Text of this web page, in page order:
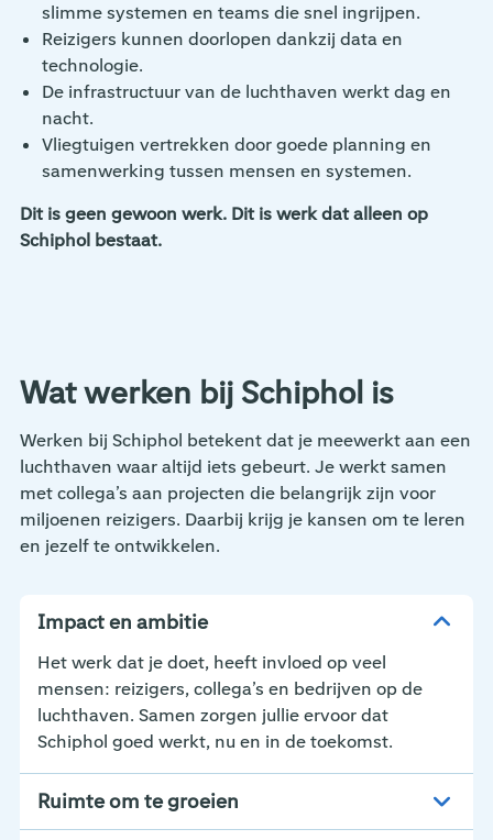
slimme systemen en teams die snel ingrijpen.
Reizigers kunnen doorlopen dankzij data en
technologie.
De infrastructuur van de luchthaven werkt dag en
nacht.
Vliegtuigen vertrekken door goede planning en
samenwerking tussen mensen en systemen.
Dit is geen gewoon werk. Dit is werk dat alleen op
Schiphol bestaat.
Wat werken bij Schiphol is
Werken bij Schiphol betekent dat je meewerkt aan een
luchthaven waar altijd iets gebeurt. Je werkt samen
met collega’s aan projecten die belangrijk zijn voor
miljoenen reizigers. Daarbij krijg je kansen om te leren
en jezelf te ontwikkelen.
Impact en ambitie
Het werk dat je doet, heeft invloed op veel
mensen: reizigers, collega’s en bedrijven op de
luchthaven. Samen zorgen jullie ervoor dat
Schiphol goed werkt, nu en in de toekomst.
Ruimte om te groeien